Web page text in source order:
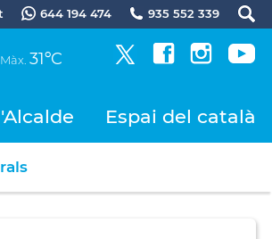
644 194 474 935 552 339
Màx. 31ºC
Espai del català